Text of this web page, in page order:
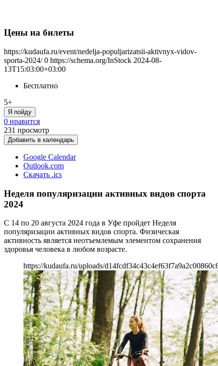
Цены на билеты
https://kudaufa.ru/event/nedelja-populjarizatsii-aktivnyx-vidov-
sporta-2024/ 0 https://schema.org/InStock 2024-08-
13T15:03:00+03:00
Бесплатно
5+
Я пойду
0 нравится
231 просмотр
Добавить в календарь
Google Calendar
Outlook.com
Скачать .ics
Неделя популяризации активных видов спорта
2024
С 14 по 20 августа 2024 года в Уфе пройдет Неделя
популяризации активных видов спорта. Физическая
активность является неотъемлемым элементом сохранения
здоровья человека в любом возрасте.
https://kudaufa.ru/uploads/